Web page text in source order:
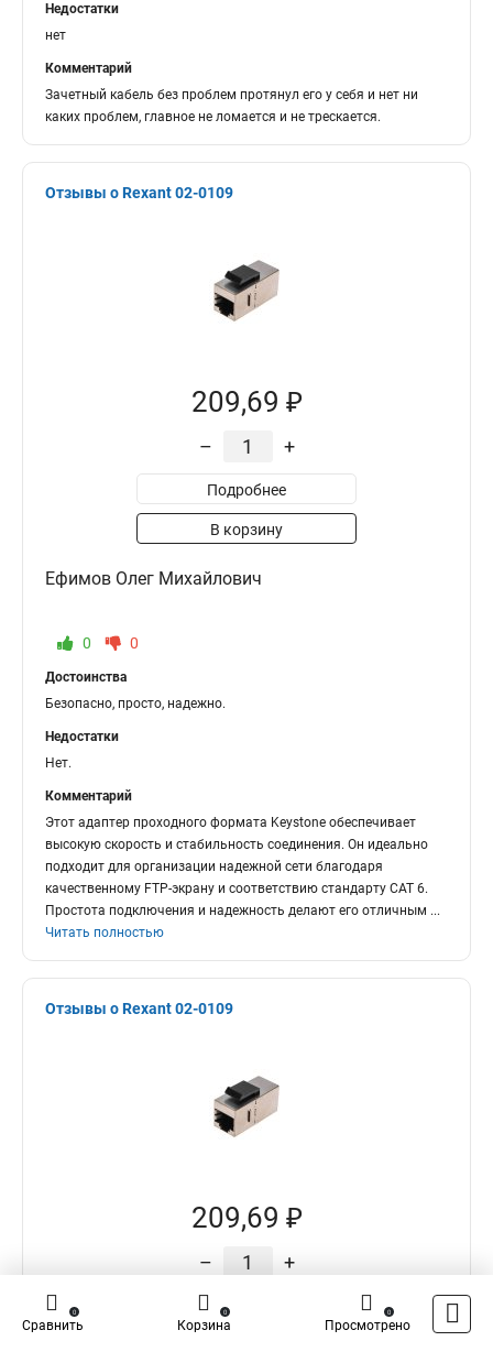
Недостатки
нет
Комментарий
Зачетный кабель без проблем протянул его у себя и нет ни
каких проблем, главное не ломается и не трескается.
Отзывы о Rexant 02-0109
209,69 ₽
– +
Подробнее
В корзину
Ефимов Олег Михайлович
0 0
Достоинства
Безопасно, просто, надежно.
Недостатки
Нет.
Комментарий
Этот адаптер проходного формата Keystone обеспечивает
высокую скорость и стабильность соединения. Он идеально
подходит для организации надежной сети благодаря
качественному FTP-экрану и соответствию стандарту CAT 6.
Простота подключения и надежность делают его отличным ...
Читать полностью
Отзывы о Rexant 02-0109
209,69 ₽
– +
Подробнее
Сравнить
0
Корзина
0
Просмотрено
0